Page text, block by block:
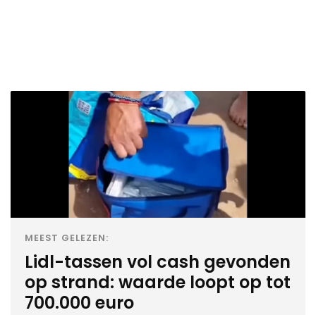
MEEST GELEZEN:
Lidl-tassen vol cash gevonden
op strand: waarde loopt op tot
700.000 euro